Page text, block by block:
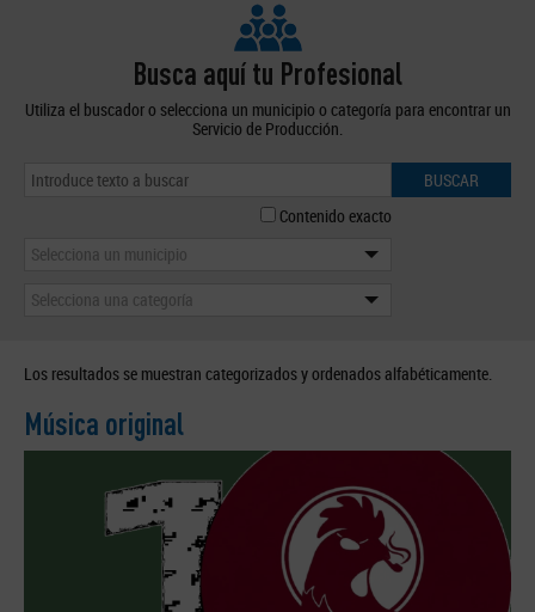
Busca aquí tu Profesional
Utiliza el buscador o selecciona un municipio o categoría para encontrar un
Servicio de Producción.
BUSCAR
Contenido exacto
Selecciona un municipio
Selecciona una categoría
Los resultados se muestran categorizados y ordenados alfabéticamente.
Música original